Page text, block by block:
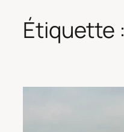
Étiquette :